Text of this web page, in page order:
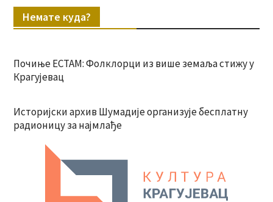
Немате куда?
Почиње ЕСТАМ: Фолклорци из више земаља стижу у
Крагујевац
Историјски архив Шумадије организује бесплатну
радионицу за најмлађе